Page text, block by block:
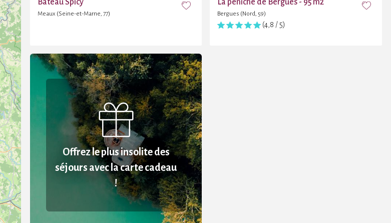
Bateau Spicy
Meaux (Seine-et-Marne, 77)
La péniche de Bergues - 95 m2
Bergues (Nord, 59)
(4,8 / 5)
Offrez le plus insolite des
séjours avec la carte cadeau
!